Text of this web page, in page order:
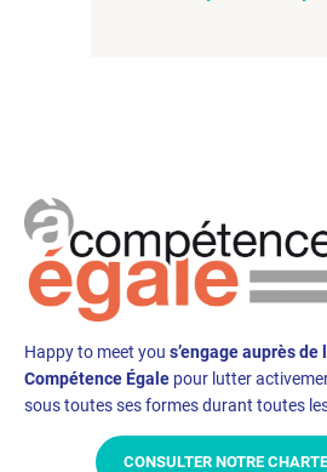
Happy to meet you s’engage auprès de
Compétence Égale pour lutter
sous toutes ses formes durant toutes
CONSULTER NOTRE